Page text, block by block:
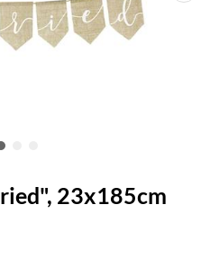
23x185cm